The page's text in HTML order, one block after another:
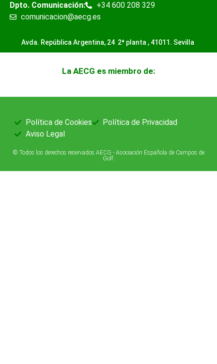
Dpto. Comunicación:
+34 600 208 329
comunicacion@aecg.es
Avda. República Argentina, 24 2ª planta , 41011. Sevilla
La AECG es miembro de:
© Todos los derechos reservados AECG - Asociación Española de Campos de
Golf.
Política de Cookies
Política de Privacidad
Aviso Legal